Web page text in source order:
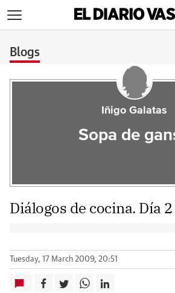
Blogs
Iñigo Galatas
Sopa de
Diálogos de cocina. Día 2
Tuesday, 17 March 2009, 20:51